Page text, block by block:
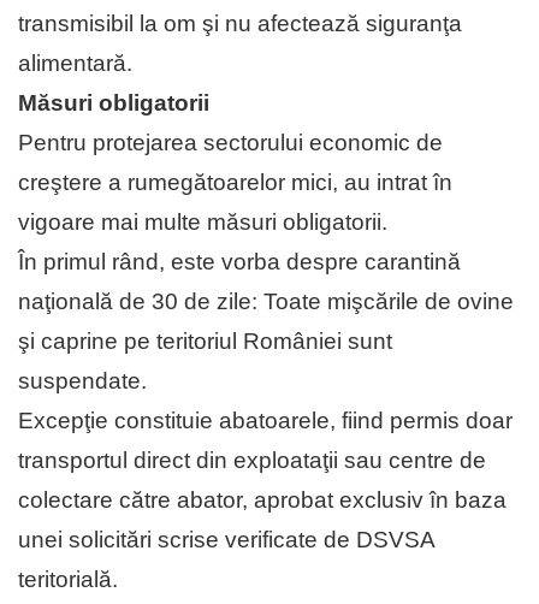
transmisibil la om şi nu afectează siguranţa
alimentară.
Măsuri obligatorii
Pentru protejarea sectorului economic de
creştere a rumegătoarelor mici, au intrat în
vigoare mai multe măsuri obligatorii.
În primul rând, este vorba despre carantină
naţională de 30 de zile: Toate mişcările de ovine
şi caprine pe teritoriul României sunt
suspendate.
Excepţie constituie abatoarele, fiind permis doar
transportul direct din exploataţii sau centre de
colectare către abator, aprobat exclusiv în baza
unei solicitări scrise verificate de DSVSA
teritorială.